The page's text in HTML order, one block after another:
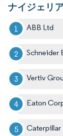
ナイジェリ
ABB Ltd
Schneider
Vertiv
Eaton
Caterpillar